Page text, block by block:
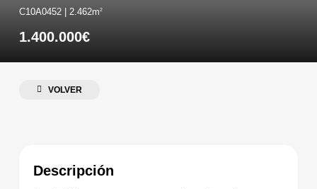
C10A0452 | 2.462m2
1.400.000€
VOLVER
Descripción